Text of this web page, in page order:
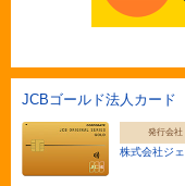
JCBゴールド法人カード
発行会社
株式会社ジ